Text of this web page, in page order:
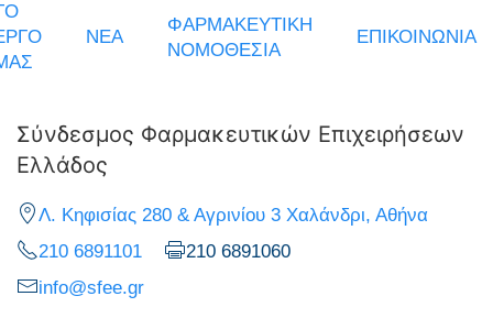
ΝΕΑ
ΦΑΡΜΑΚΕΥΤΙΚΗ
ΝΟΜΟΘΕΣΙΑ
ΕΠΙΚΟΙΝΩΝΙΑ
Σύνδεσμος Φαρμακευτικών Επιχειρήσεων
Ελλάδος
Λ. Κηφισίας 280 & Αγρινίου 3 Χαλάνδρι, Αθήνα
210 6891101
210 6891060
info@sfee.gr